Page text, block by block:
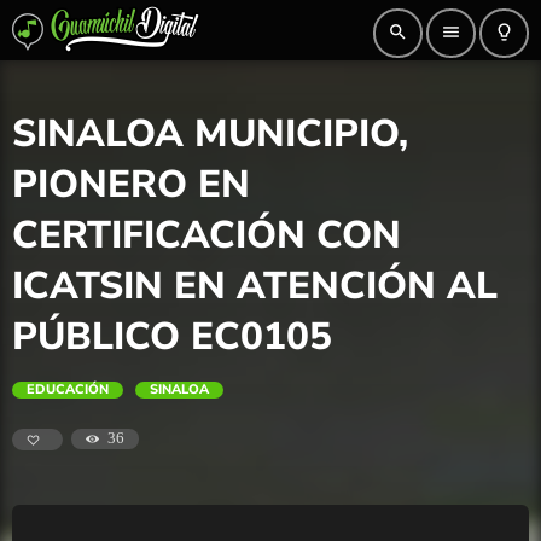
search menu lightbulb_outline
SINALOA MUNICIPIO,
PIONERO EN
CERTIFICACIÓN CON
ICATSIN EN ATENCIÓN AL
PÚBLICO EC0105
EDUCACIÓN SINALOA
36